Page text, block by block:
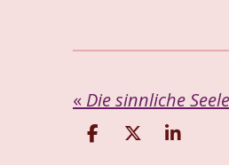
« Die sinnliche
T
T
T